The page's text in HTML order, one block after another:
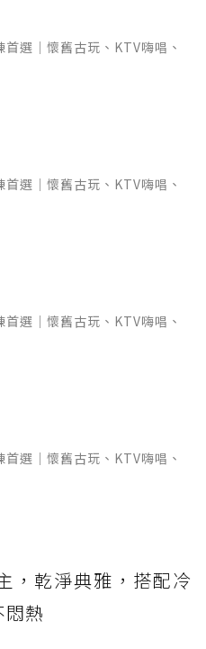
首選｜懷舊古玩、KTV嗨唱、
首選｜懷舊古玩、KTV嗨唱、
首選｜懷舊古玩、KTV嗨唱、
首選｜懷舊古玩、KTV嗨唱、
，乾淨典雅，搭配冷
熱